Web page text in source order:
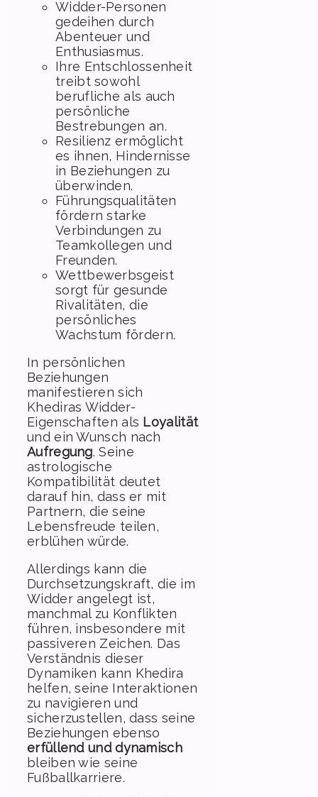
Widder-Personen
gedeihen durch
Abenteuer und
Enthusiasmus.
Ihre Entschlossenheit
treibt sowohl
berufliche als auch
persönliche
Bestrebungen an.
Resilienz ermöglicht
es ihnen, Hindernisse
in Beziehungen zu
überwinden.
Führungsqualitäten
fördern starke
Verbindungen zu
Teamkollegen und
Freunden.
Wettbewerbsgeist
sorgt für gesunde
Rivalitäten, die
persönliches
Wachstum fördern.
In persönlichen
Beziehungen
manifestieren sich
Khediras Widder-
Eigenschaften als Loyalität
und ein Wunsch nach
Aufregung. Seine
astrologische
Kompatibilität deutet
darauf hin, dass er mit
Partnern, die seine
Lebensfreude teilen,
erblühen würde.
Allerdings kann die
Durchsetzungskraft, die im
Widder angelegt ist,
manchmal zu Konflikten
führen, insbesondere mit
passiveren Zeichen. Das
Verständnis dieser
Dynamiken kann Khedira
helfen, seine Interaktionen
zu navigieren und
sicherzustellen, dass seine
Beziehungen ebenso
erfüllend und dynamisch
bleiben wie seine
Fußballkarriere.